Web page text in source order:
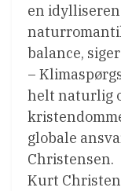
en
balance,
–
helt naturlig
globale
Christensen.
Kurt